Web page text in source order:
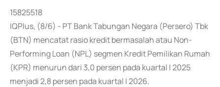
15825518
IQPlus, (8/6) - PT Bank Tabungan Negara (Persero) Tbk
(BTN) mencatat rasio kredit bermasalah atau Non-
Performing Loan (NPL) segmen Kredit Pemilikan Rumah
(KPR) menurun dari 3,0 persen pada kuartal I 2025
menjadi 2,8 persen pada kuartal I 2026.